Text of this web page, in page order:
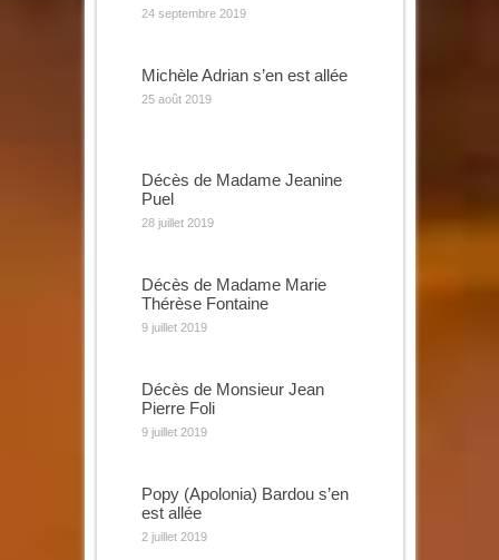
24 septembre 2019
Michèle Adrian s’en est allée
25 août 2019
Décès de Madame Jeanine
Puel
28 juillet 2019
Décès de Madame Marie
Thérèse Fontaine
9 juillet 2019
Décès de Monsieur Jean
Pierre Foli
9 juillet 2019
Popy (Apolonia) Bardou s’en
est allée
2 juillet 2019